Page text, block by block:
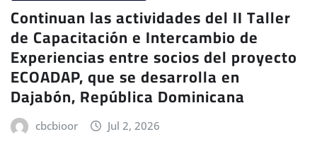
Continuan las actividades del II Taller
de Capacitación e Intercambio de
Experiencias entre socios del proyecto
ECOADAP, que se desarrolla en
Dajabón, República Dominicana
cbcbioor Jul 2, 2026